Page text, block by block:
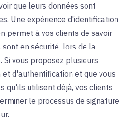
que leurs données sont
Une expérience d'identification
permet à vos clients de savoir
sont en sécurité lors de la
Si vous proposez plusieurs
d'authentification et que vous
qu'ils utilisent déjà, vos clients
le processus de signature